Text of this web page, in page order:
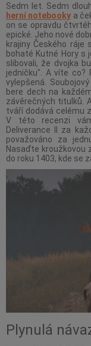
Sedm let. Sedm
herní notebooky a
on se opravdu
epické. Jeho nové
krajiny Českého ráje
bohaté Kutné Hory s
slibovali, že dvojka
jedničku". A víte co?
vylepšená.
bere dech na
závěrečných titulků.
tváří dodává celému
V této recenzi
Deliverance II za
považováno za
Nasaďte kroužkovou
do roku 1403, kde se
Plynulá